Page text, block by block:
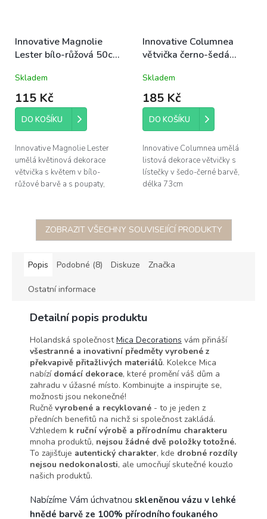
Innovative Magnolie
Lester bílo-růžová 50cm,
dekorace
Skladem
115 Kč
DO KOŠÍKU
Innovative Magnolie Lester
umělá květinová dekorace
větvička s květem v bílo-
růžové barvě a s poupaty,
Innovative Columnea
větvička černo-šedá
Skladem
185 Kč
DO KOŠÍKU
Innovative Columnea umělá
listová dekorace větvičky s
lístečky v šedo-černé barvě,
délka 73cm
ZOBRAZIT VŠECHNY SOUVISEJÍCÍ PRODUKTY
Popis Podobné (8) Diskuze Značka
Ostatní informace
Detailní popis produktu
Holandská společnostMica Decorations vám přináší
všestranné a inovativní předměty vyrobené z
překvapivě přitažlivých materiálů. Kolekce Mica
nabízí domácí dekorace, které promění váš dům a
zahradu v úžasné místo. Kombinujte a inspirujte se,
možnosti jsou nekonečné!
Ručně vyrobené a recyklované - to je jeden z
předních benefitů na nichž si společnost zakládá.
Vzhledem k ruční výrobě a přírodnímu charakteru
mnoha produktů, nejsou žádné dvě položky totožné.
To zajišťuje autentický charakter, kde drobné rozdíly
nejsou nedokonalosti, ale umocňují skutečné kouzlo
našich produktů.
Nabízíme Vám úchvatnou skleněnou vázu v lehké
hnědé barvě ze 100% přírodního foukaného